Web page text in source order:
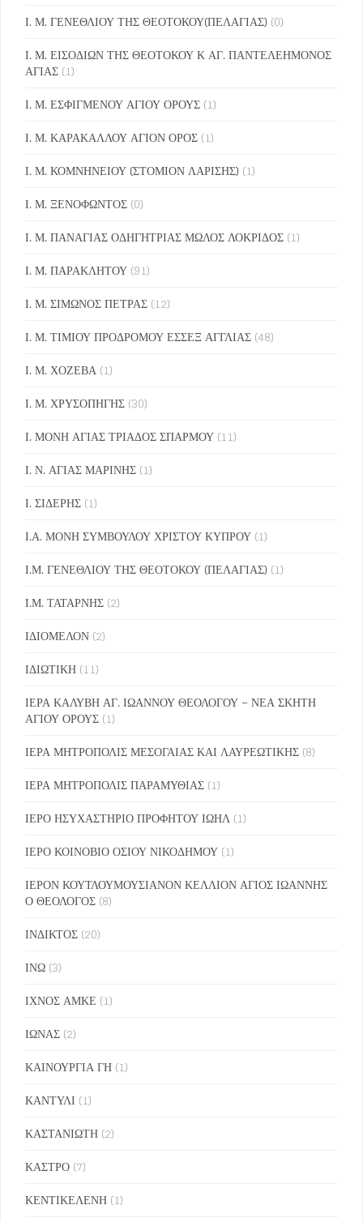
Ι. Μ. ΓΕΝΕΘΛΙΟΥ ΤΗΣ ΘΕΟΤΟΚΟΥ(ΠΕΛΑΓΙΑΣ) (0)
Ι. Μ. ΕΙΣΟΔΙΩΝ ΤΗΣ ΘΕΟΤΟΚΟΥ Κ ΑΓ. ΠΑΝΤΕΛΕΗΜΟΝΟΣ
ΑΓΙΑΣ (1)
Ι. Μ. ΕΣΦΙΓΜΕΝΟΥ ΑΓΙΟΥ ΟΡΟΥΣ (1)
Ι. Μ. ΚΑΡΑΚΑΛΛΟΥ ΑΓΙΟΝ ΟΡΟΣ (1)
Ι. Μ. ΚΟΜΝΗΝΕΙΟΥ (ΣΤΟΜΙΟΝ ΛΑΡΙΣΗΣ) (1)
Ι. Μ. ΞΕΝΟΦΩΝΤΟΣ (0)
Ι. Μ. ΠΑΝΑΓΙΑΣ ΟΔΗΓΗΤΡΙΑΣ ΜΩΛΟΣ ΛΟΚΡΙΔΟΣ (1)
Ι. Μ. ΠΑΡΑΚΛΗΤΟΥ (91)
Ι. Μ. ΣΙΜΩΝΟΣ ΠΕΤΡΑΣ (12)
Ι. Μ. ΤΙΜΙΟΥ ΠΡΟΔΡΟΜΟΥ ΕΣΣΕΞ ΑΓΓΛΙΑΣ (48)
Ι. Μ. ΧΟΖΕΒΑ (1)
Ι. Μ. ΧΡΥΣΟΠΗΓΗΣ (30)
Ι. ΜΟΝΗ ΑΓΙΑΣ ΤΡΙΑΔΟΣ ΣΠΑΡΜΟΥ (11)
Ι. Ν. ΑΓΙΑΣ ΜΑΡΙΝΗΣ (1)
Ι. ΣΙΔΕΡΗΣ (1)
Ι.Α. ΜΟΝΗ ΣΥΜΒΟΥΛΟΥ ΧΡΙΣΤΟΥ ΚΥΠΡΟΥ (1)
Ι.Μ. ΓΕΝΕΘΛΙΟΥ ΤΗΣ ΘΕΟΤΟΚΟΥ (ΠΕΛΑΓΙΑΣ) (1)
Ι.Μ. ΤΑΤΑΡΝΗΣ (2)
ΙΔΙΟΜΕΛΟΝ (2)
ΙΔΙΩΤΙΚΗ (11)
ΙΕΡΑ ΚΑΛΥΒΗ ΑΓ. ΙΩΑΝΝΟΥ ΘΕΟΛΟΓΟΥ – ΝΕΑ ΣΚΗΤΗ
ΑΓΙΟΥ ΟΡΟΥΣ (1)
ΙΕΡΑ ΜΗΤΡΟΠΟΛΙΣ ΜΕΣΟΓΑΙΑΣ ΚΑΙ ΛΑΥΡΕΩΤΙΚΗΣ (8)
ΙΕΡΑ ΜΗΤΡΟΠΟΛΙΣ ΠΑΡΑΜΥΘΙΑΣ (1)
ΙΕΡΟ ΗΣΥΧΑΣΤΗΡΙΟ ΠΡΟΦΗΤΟΥ ΙΩΗΛ (1)
ΙΕΡΟ ΚΟΙΝΟΒΙΟ ΟΣΙΟΥ ΝΙΚΟΔΗΜΟΥ (1)
ΙΕΡΟΝ ΚΟΥΤΛΟΥΜΟΥΣΙΑΝΟΝ ΚΕΛΛΙΟΝ ΑΓΙΟΣ ΙΩΑΝΝΗΣ
Ο ΘΕΟΛΟΓΟΣ (8)
ΙΝΔΙΚΤΟΣ (20)
ΙΝΩ (3)
ΙΧΝΟΣ ΑΜΚΕ (1)
ΙΩΝΑΣ (2)
ΚΑΙΝΟΥΡΓΙΑ ΓΗ (1)
ΚΑΝΤΥΛΙ (1)
ΚΑΣΤΑΝΙΩΤΗ (2)
ΚΑΣΤΡΟ (7)
ΚΕΝΤΙΚΕΛΕΝΗ (1)